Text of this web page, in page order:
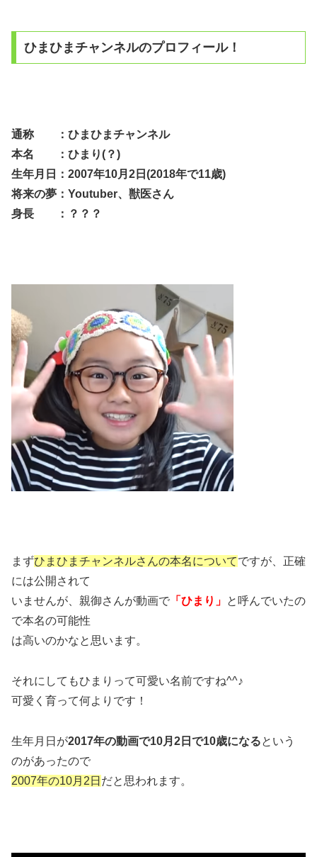
ひまひまチャンネルのプロフィール！
通称 ：ひまひまチャンネル
本名 ：ひまり(？)
生年月日：2007年10月2日(2018年で11歳)
将来の夢：Youtuber、獣医さん
身長 ：？？？
まずひまひまチャンネルさんの本名についてですが、正確
には公開されて
いませんが、親御さんが動画で 「ひまり」 と呼んでいたの
で本名の可能性
は高いのかなと思います。
それにしてもひまりって可愛い名前ですね^^♪
可愛く育って何よりです！
生年月日が2017年の動画で10月2日で10歳になるという
のがあったので
2007年の10月2日 だと思われます。